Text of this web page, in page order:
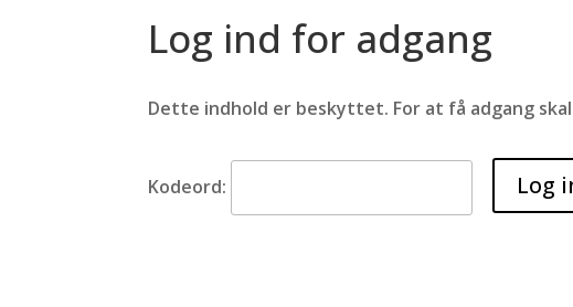
Log ind for adgang
Dette indhold er beskyttet. For at få adgang
Kodeord: